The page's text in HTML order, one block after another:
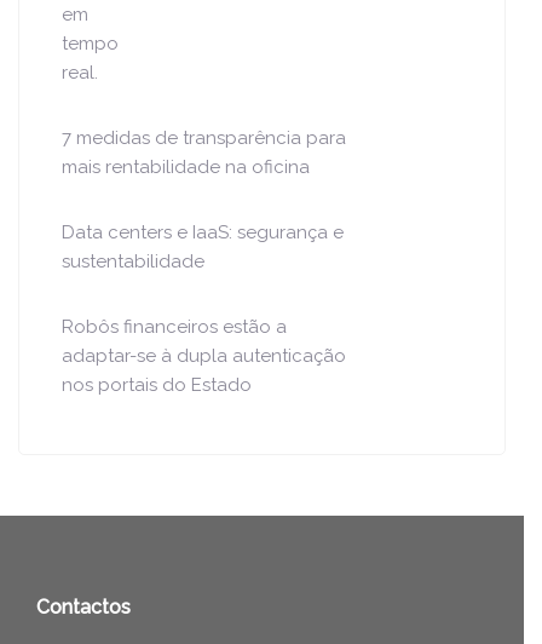
7 medidas de transparência para
mais rentabilidade na oficina
Data centers e IaaS: segurança e
sustentabilidade
Robôs financeiros estão a
adaptar-se à dupla autenticação
nos portais do Estado
Contactos